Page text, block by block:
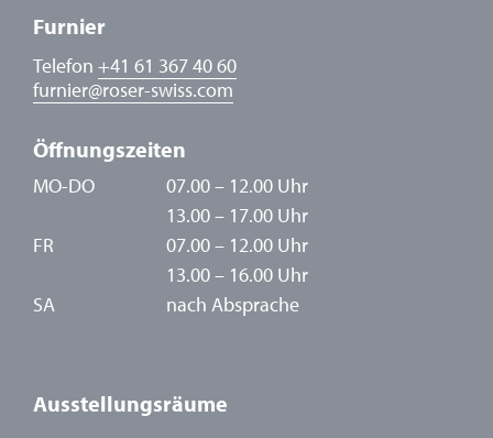
Furnier
Telefon +41 61 367 40 60
furnier@roser-swiss.com
Öffnungszeiten
MO-DO
07.00 – 12.00 Uhr
13.00 – 17.00 Uhr
FR
07.00 – 12.00 Uhr
13.00 – 16.00 Uhr
SA
nach Absprache
Ausstellungsräume